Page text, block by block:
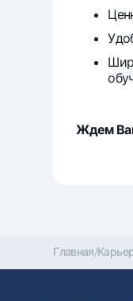
Ждем
Главная/